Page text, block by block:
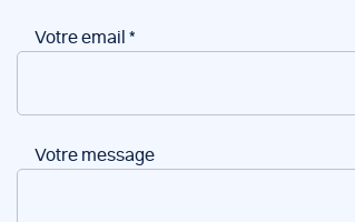
Votre email *
Votre message